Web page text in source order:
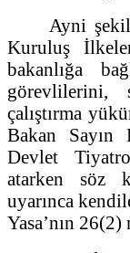
Ayni
Kuruluş
bakanlığa
görevlilerini,
çalıştırma
Bakan Sayın
Devlet
atarken söz
uyarınca
Yasa’nın 26(2)